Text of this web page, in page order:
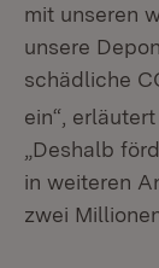
mit unseren
unsere
schädliche
ein“,
„Deshalb
in weiteren
zwei